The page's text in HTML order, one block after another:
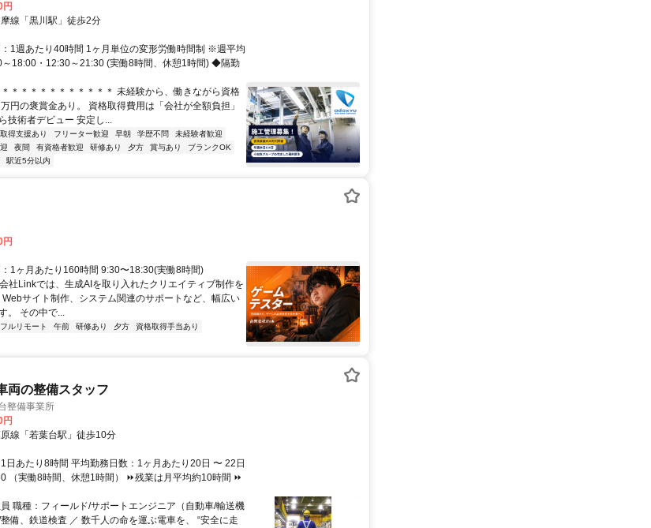
線「黒川駅」徒歩2分
1週あたり40時間 1ヶ月単位の変形労働時間制 ※週平均
18:00・12:30～21:30 (実働8時間、休憩1時間) ◆隔勤
＊＊＊＊＊＊＊＊＊＊＊ 未経験から、働きながら資格
円の褒賞金あり。 資格取得費用は「会社が全額負担」
技術者デビュー 安定し...
得支援あり フリーター歓迎 早朝 学歴不問
未経験者歓迎
夜間 有資格者歓迎 研修あり 夕方 賞与あり
ブランクOK
駅近5分以内
1ヶ月あたり160時間 9:30〜18:30(実働8時間)
社Linkでは、生成AIを取り入れたクリエイティブ制作を
サイト制作、システム関連のサポートなど、幅広い
。 その中で...
フルリモート 午前 研修あり 夕方
資格取得手当あり
両の整備スタッフ
整備事業所
線「若葉台駅」徒歩10分
日あたり8時間 平均勤務日数：1ヶ月あたり20日 〜 22日
（実働8時間、休憩1時間） ⏩残業は月平均約10時間 ⏩
職種：フィールド/サポートエンジニア（自動車/輸送機
備、鉄道検査 ／ 数千人の命を運ぶ電車を、 “安全に走